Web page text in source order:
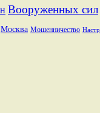
Вооруженных сил
Москва Мошенничество